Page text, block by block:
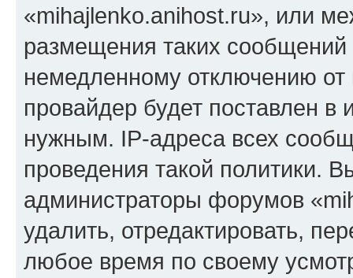
«mihajlenko.anihost.ru», или
размещения таких
немедленному отключению
провайдер будет поставлен в
нужным. IP-адреса всех
проведения такой политики.
администраторы форумов
удалить, отредактировать,
любое время по своему